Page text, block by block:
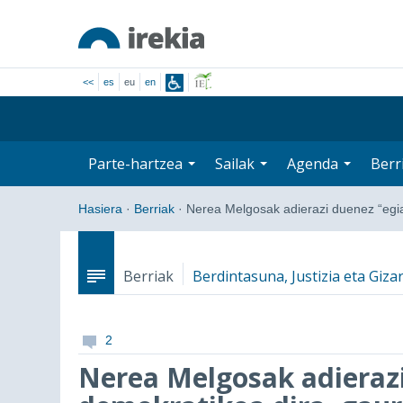
<< es eu en
Parte-hartzea Sailak Agenda
Hasiera · Berriak · Nerea Melgosak adierazi duenez
Berriak Berdintasuna, Justizia eta
2
Nerea Melgosak